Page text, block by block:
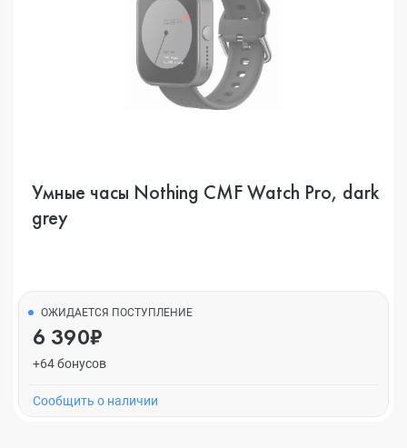
Умные часы Nothing CMF Watch Pro, dark
grey
ОЖИДАЕТСЯ ПОСТУПЛЕНИЕ
6 390₽
+64 бонусов
Cообщить о наличии